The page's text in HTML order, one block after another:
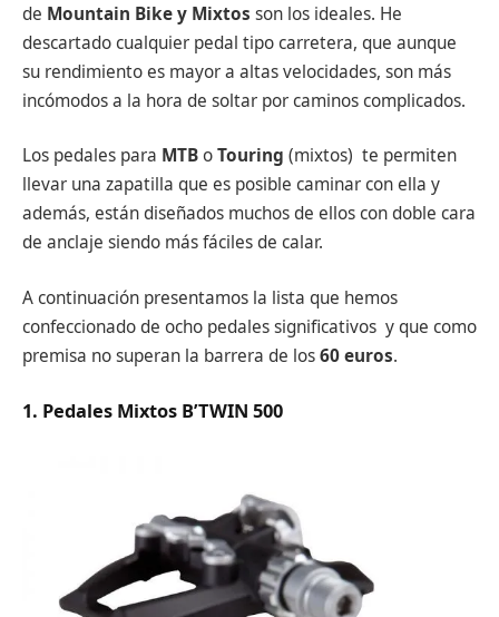
de Mountain Bike y Mixtos son los ideales. He
descartado cualquier pedal tipo carretera, que aunque
su rendimiento es mayor a altas velocidades, son más
incómodos a la hora de soltar por caminos complicados.
Los pedales para MTBoTouring (mixtos) te permiten
llevar una zapatilla que es posible caminar con ella y
además, están diseñados muchos de ellos con doble cara
de anclaje siendo más fáciles de calar.
A continuación presentamos la lista que hemos
confeccionado de ocho pedales significativos y que como
premisa no superan la barrera de los60 euros.
1. Pedales Mixtos B’TWIN 500